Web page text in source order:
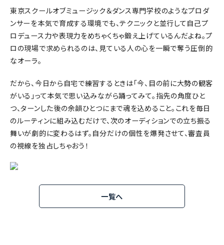
東京スクールオブミュージック＆ダンス専門学校のようなプロダ
ンサーを本気で育成する環境でも、テクニックと並行して自己プ
ロデュース力や表現力をめちゃくちゃ鍛え上げているんだよね。プ
ロの現場で求められるのは、見ている人の心を一瞬で奪う圧倒的
なオーラ。
だから、今日から自宅で練習するときは「今、目の前に大勢の観客
がいる」って本気で思い込みながら踊ってみて。指先の角度ひと
つ、ターンした後の余韻ひとつにまで魂を込めること。これを毎日
のルーティンに組み込むだけで、次のオーディションでの立ち振る
舞いが劇的に変わるはず。自分だけの個性を爆発させて、審査員
の視線を独占しちゃおう！
一覧へ